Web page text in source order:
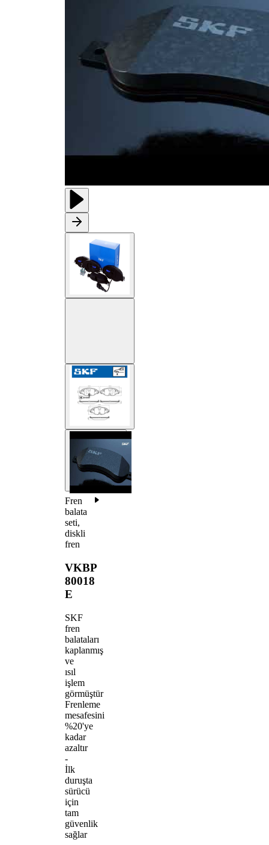
Fren
balata
seti,
diskli
fren
VKBP
80018
E
SKF
fren
balataları
kaplanmış
ve
ısıl
işlem
görmüştür
Frenleme
mesafesini
%20'ye
kadar
azaltır
-
İlk
duruşta
sürücü
için
tam
güvenlik
sağlar